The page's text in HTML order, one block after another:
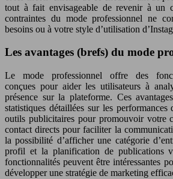
tout à fait envisageable de revenir à un
contraintes du mode professionnel ne
besoins ou à votre style d’utilisation
Les avantages (brefs) du mode
Le mode professionnel offre des
conçues pour aider les utilisateurs à
présence sur la plateforme. Ces
statistiques détaillées sur les
outils publicitaires pour promouvoir votre
contact directs pour faciliter la
la possibilité d’afficher une catégorie
profil et la planification de publications
fonctionnalités peuvent être intéressantes
développer une stratégie de marketing